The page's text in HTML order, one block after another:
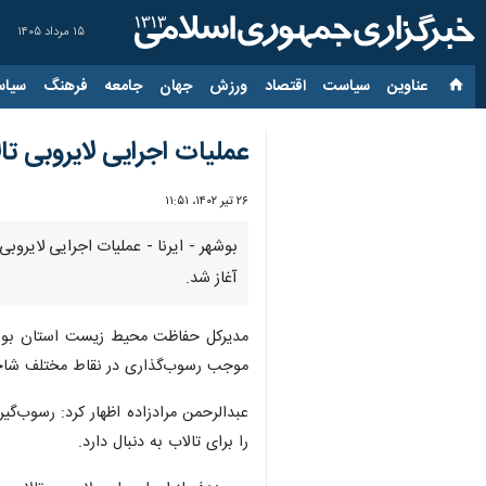
۱۵ مرداد ۱۴۰۵
عناوین‌ سیاست اقتصاد ورزش جهان جامعه فرهنگ
عملیات اجرایی
۲۶ تیر ۱۴۰۲، ۱۱:۵۱